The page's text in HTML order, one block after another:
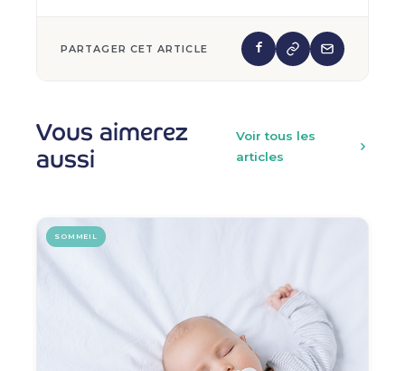
PARTAGER CET ARTICLE
Vous aimerez
aussi
Voir tous les
articles
SOMMEIL